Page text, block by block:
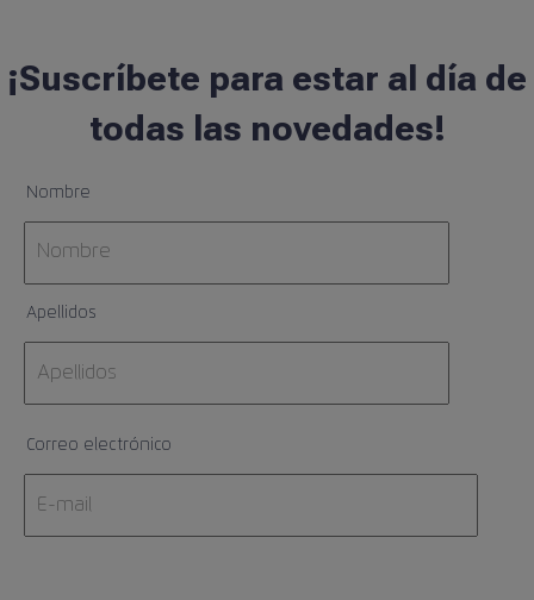
¡Suscríbete para estar al día de
todas las novedades!
Nombre
Apellidos
Correo electrónico